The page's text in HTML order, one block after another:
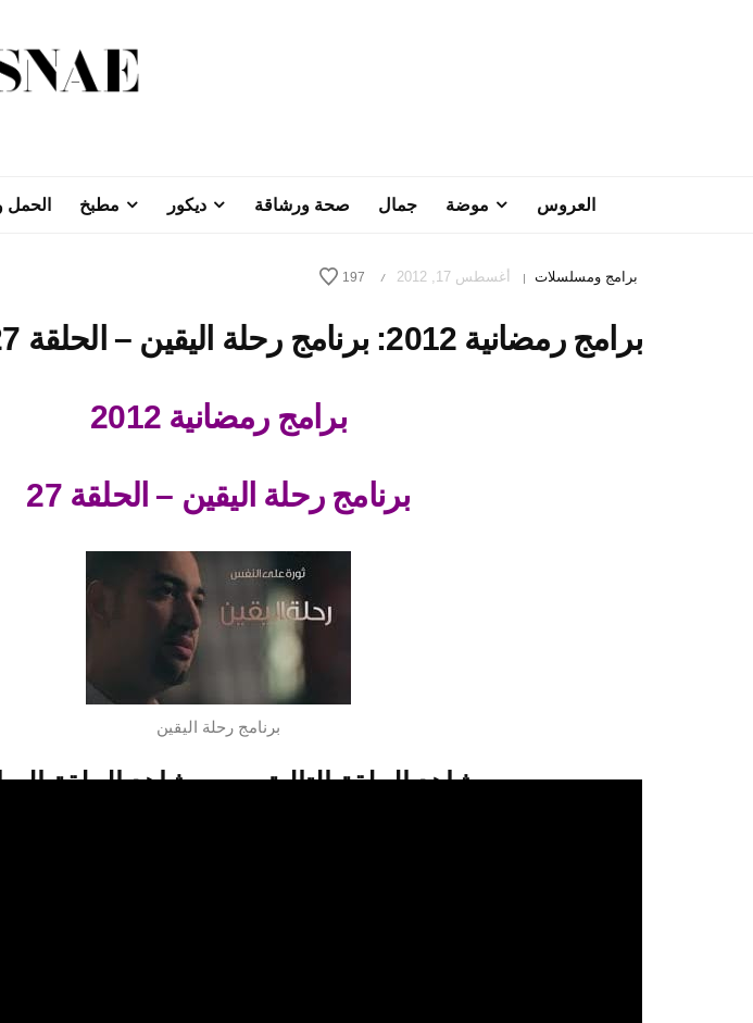
العروس موضة جمال صحة ورشاقة ديكور مطبخ الحمل
برامج ومسلسلات | أغسطس 17, 2012 /
197
برامج رمضانية 2012: برنامج رحلة اليقين – الحلقة 27
برامج رمضانية 2012
برنامج رحلة اليقين – الحلقة 27
برنامج رحلة اليقين
شاهد الحلقة التالية شاهد الحلقة